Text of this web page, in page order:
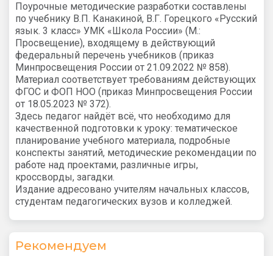
Поурочные методические разработки составлены
по учебнику В.П. Канакиной, В.Г. Горецкого «Русский
язык. 3 класс» УМК «Школа России» (М.:
Просвещение), входящему в действующий
федеральный перечень учебников (приказ
Минпросвещения России от 21.09.2022 № 858).
Материал соответствует требованиям действующих
ФГОС и ФОП НОО (приказ Минпросвещения России
от 18.05.2023 № 372).
Здесь педагог найдёт всё, что необходимо для
качественной подготовки к уроку: тематическое
планирование учебного материала, подробные
конспекты занятий, методические рекомендации по
работе над проектами, различные игры,
кроссворды, загадки.
Издание адресовано учителям начальных классов,
студентам педагогических вузов и колледжей.
Рекомендуем